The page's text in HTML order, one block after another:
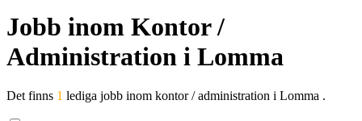
Jobb inom Kontor /
Administration i Lomma
Det finns 1 lediga jobb inom kontor / administration i Lomma .